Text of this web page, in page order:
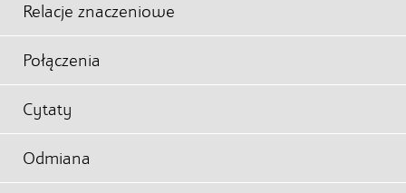
Relacje znaczeniowe
Połączenia
Cytaty
Odmiana